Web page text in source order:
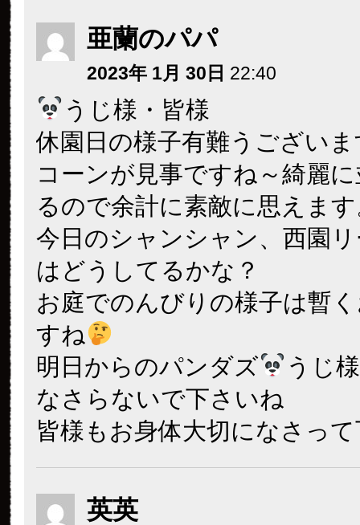
亜蘭のパパ
2023年 1月 30日 22:40
うじ様・皆様
休園日の様子有難うございま
コーンが見事ですね～綺麗
るので余計に素敵に思えま
今日のシャンシャン、西園
はどうしてるかな？
お庭でのんびりの様子は暫
すね
明日からのパンダズ
うじ
なさらないで下さいね
皆様もお身体大切になさっ
英英